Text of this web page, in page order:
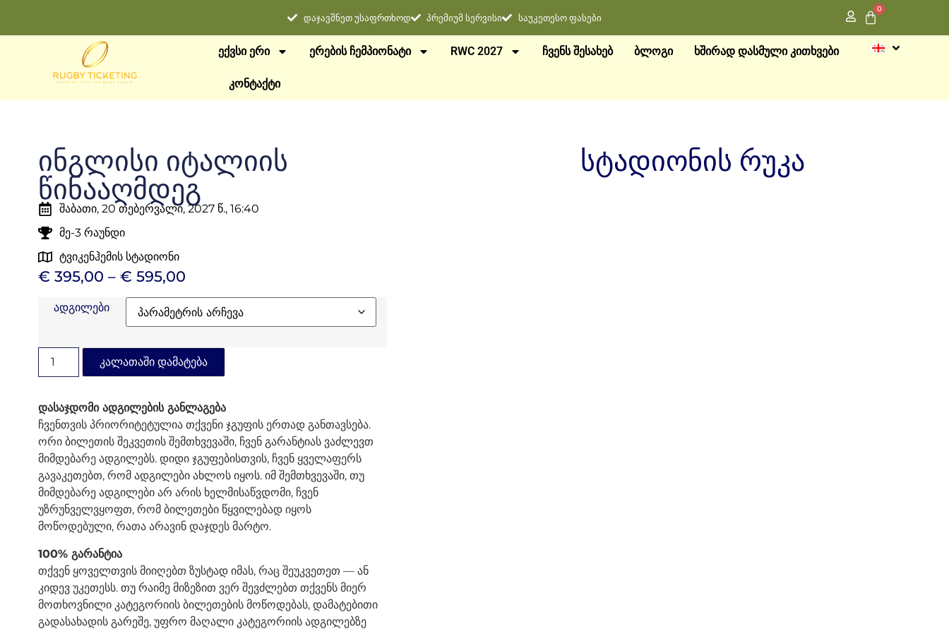
დაჯავშნეთ უსაფრთხოდ პრემიუმ სერვისი საუკეთესო ფასები
0
ᲔᲥᲕᲡᲘ ᲔᲠᲘ ᲔᲠᲔᲑᲘᲡ ᲩᲔᲛᲞᲘᲝᲜᲐᲢᲘ RWC 2027 ᲩᲕᲔᲜᲡ ᲨᲔᲡᲐᲮᲔᲑ ᲑᲚᲝᲒᲘ ᲮᲨᲘᲠᲐᲓ ᲓᲐᲡᲛᲣᲚᲘ ᲙᲘᲗᲮᲕᲔᲑᲘ
ᲙᲝᲜᲢᲐᲥᲢᲘ
ინგლისი იტალიის
წინააღმდეგ
შაბათი, 20 თებერვალი, 2027 წ., 16:40
მე-3 რაუნდი
ტვიკენჰემის სტადიონი
€ 395,00 – € 595,00
ადგილები
Კალათაში Დამატება
დასაჯდომი ადგილების განლაგება
ჩვენთვის პრიორიტეტულია თქვენი ჯგუფის ერთად განთავსება.
ორი ბილეთის შეკვეთის შემთხვევაში, ჩვენ გარანტიას ვაძლევთ
მიმდებარე ადგილებს. დიდი ჯგუფებისთვის, ჩვენ ყველაფერს
გავაკეთებთ, რომ ადგილები ახლოს იყოს. იმ შემთხვევაში, თუ
მიმდებარე ადგილები არ არის ხელმისაწვდომი, ჩვენ
უზრუნველვყოფთ, რომ ბილეთები წყვილებად იყოს
მოწოდებული, რათა არავინ დაჯდეს მარტო.
100% გარანტია
თქვენ ყოველთვის მიიღებთ ზუსტად იმას, რაც შეუკვეთეთ — ან
კიდევ უკეთესს. თუ რაიმე მიზეზით ვერ შევძლებთ თქვენს მიერ
მოთხოვნილი კატეგორიის ბილეთების მოწოდებას, დამატებითი
გადასახადის გარეშე, უფრო მაღალი კატეგორიის ადგილებზე
სტადიონის რუკა